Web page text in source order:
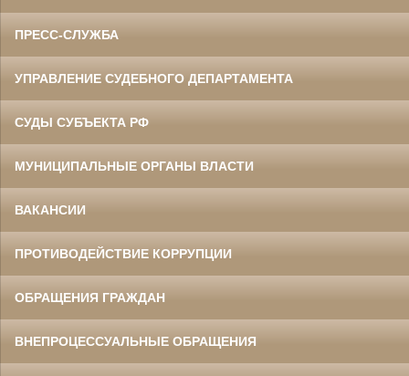
ПРЕСС-СЛУЖБА
УПРАВЛЕНИЕ СУДЕБНОГО ДЕПАРТАМЕНТА
СУДЫ СУБЪЕКТА РФ
МУНИЦИПАЛЬНЫЕ ОРГАНЫ ВЛАСТИ
ВАКАНСИИ
ПРОТИВОДЕЙСТВИЕ КОРРУПЦИИ
ОБРАЩЕНИЯ ГРАЖДАН
ВНЕПРОЦЕССУАЛЬНЫЕ ОБРАЩЕНИЯ